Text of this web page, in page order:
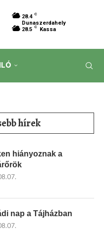
28.4 C
Dunaszerdahely
28.5 C Kassa
hírek
hiányoznak a
nap a Tájházban